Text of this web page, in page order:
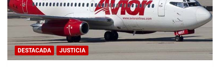
DESTACADA JUSTICIA